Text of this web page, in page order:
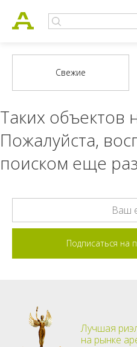
Таких объектов
Пожалуйста,
поиском еще раз
Лучшая
на рынке